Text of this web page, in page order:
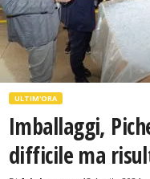
ULTIM'ORA
Imballaggi,
difficile ma